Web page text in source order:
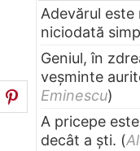
Adevărul este
niciodată
Geniul, în
veşminte
Eminescu)
A pricepe
decât a ști. (